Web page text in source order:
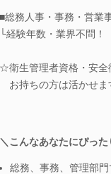
■総務人事・事務・営業
└経験年数・業界不問！
☆衛生管理者資格・安全
お持ちの方は活かせま
＼こんなあなたにぴった
総務、事務、管理部